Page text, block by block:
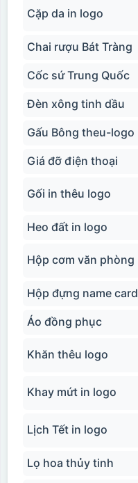
Cặp da in logo
Chai rượu Bát Tràng
Cốc sứ Trung Quốc
Đèn xông tinh dầu
Gấu Bông theu-logo
Giá đỡ điện thoại
Gối in thêu logo
Heo đất in logo
Hộp cơm văn phòng
Hộp đựng name card
Áo đồng phục
Khăn thêu logo
Khay mứt in logo
Lịch Tết in logo
Lọ hoa thủy tinh